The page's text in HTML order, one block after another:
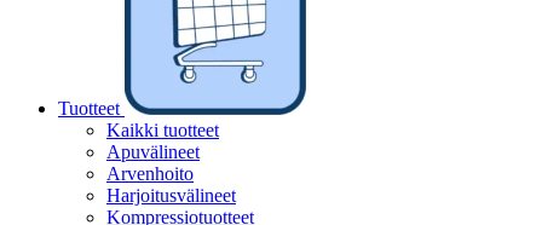
Tuotteet
Kaikki tuotteet
Apuvälineet
Arvenhoito
Harjoitusvälineet
Kompressiotuotteet